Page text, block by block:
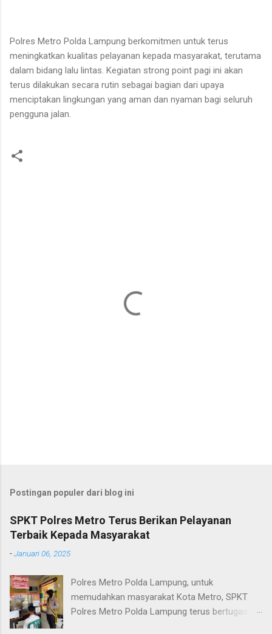
Polres Metro Polda Lampung berkomitmen untuk terus
meningkatkan kualitas pelayanan kepada masyarakat, terutama
dalam bidang lalu lintas. Kegiatan strong point pagi ini akan
terus dilakukan secara rutin sebagai bagian dari upaya
menciptakan lingkungan yang aman dan nyaman bagi seluruh
pengguna jalan.
Postingan populer dari blog ini
SPKT Polres Metro Terus Berikan Pelayanan
Terbaik Kepada Masyarakat
-Januari 06, 2025
Polres Metro Polda Lampung, untuk
memudahkan masyarakat Kota Metro, SPKT
Polres Metro Polda Lampung terus bertugas